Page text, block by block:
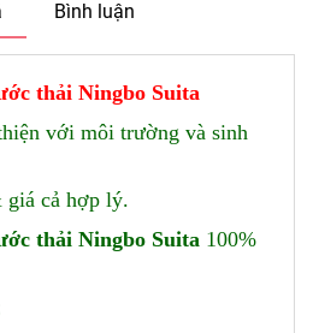
Bình luận
thải Ningbo Suita
với môi trường và sinh
cả hợp lý.
thải Ningbo Suita 100%